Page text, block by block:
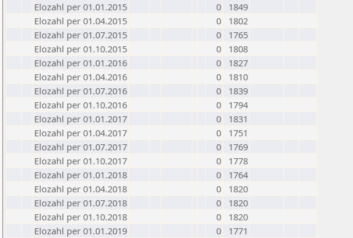
Elozahl per 01.01.2015
0
1849
Elozahl per 01.04.2015
0
1802
Elozahl per 01.07.2015
0
1765
Elozahl per 01.10.2015
0
1808
Elozahl per 01.01.2016
0
1827
Elozahl per 01.04.2016
0
1810
Elozahl per 01.07.2016
0
1839
Elozahl per 01.10.2016
0
1794
Elozahl per 01.01.2017
0
1831
Elozahl per 01.04.2017
0
1751
Elozahl per 01.07.2017
0
1769
Elozahl per 01.10.2017
0
1778
Elozahl per 01.01.2018
0
1764
Elozahl per 01.04.2018
0
1820
Elozahl per 01.07.2018
0
1820
Elozahl per 01.10.2018
0
1820
Elozahl per 01.01.2019
0
1771